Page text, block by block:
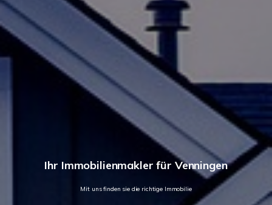
Ihr Immobilienmakler für Venningen
Mit uns finden sie die richtige Immobilie